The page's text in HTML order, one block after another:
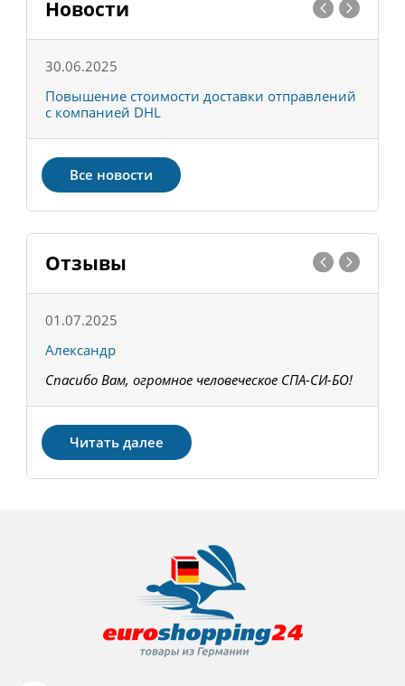
Новости
30.06.2025
Повышение стоимости доставки отправлений
с компанией DHL
Все новости
Отзывы
01.07.2025
Александр
Спасибо Вам, огромное человеческое СПА-СИ-БО!
Читать далее